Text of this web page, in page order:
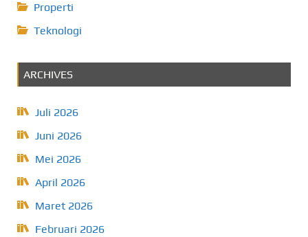
Properti
Teknologi
ARCHIVES
Juli 2026
Juni 2026
Mei 2026
April 2026
Maret 2026
Februari 2026